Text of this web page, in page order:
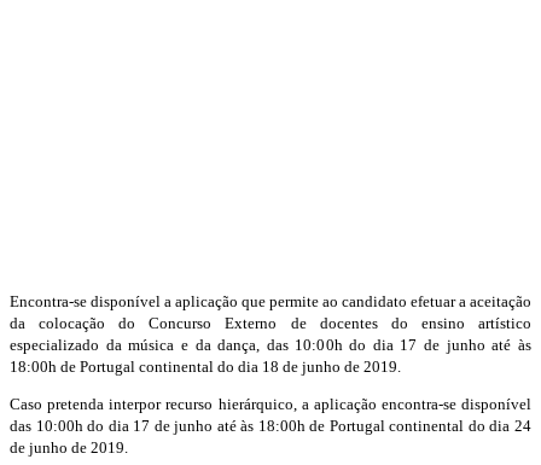
Encontra-se disponível a aplicação que permite ao candidato efetuar a aceitação
da colocação do Concurso Externo de docentes do ensino artístico
especializado da música e da dança, das 10:00h do dia 17 de junho até às
18:00h de Portugal continental do dia 18 de junho de 2019.
Caso pretenda interpor recurso hierárquico, a aplicação encontra-se disponível
das 10:00h do dia 17 de junho até às 18:00h de Portugal continental do dia 24
de junho de 2019.